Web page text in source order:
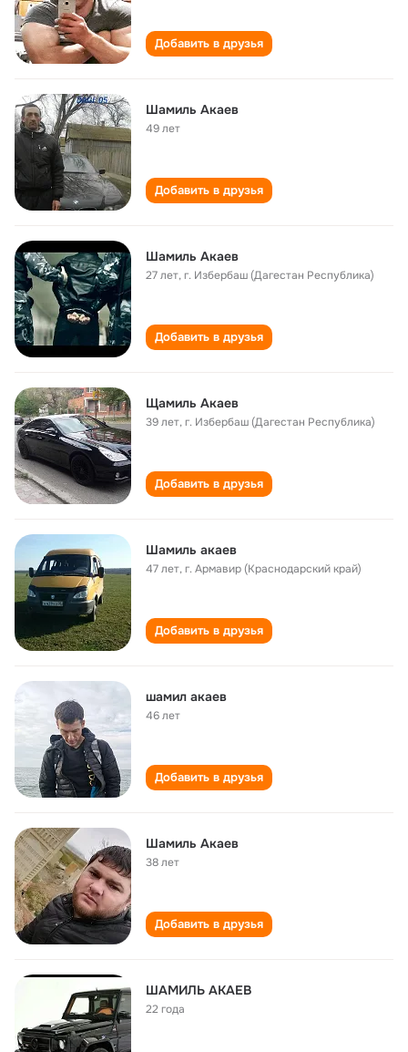
Добавить в друзья
Шамиль Акаев
49 лет
Добавить в друзья
Шамиль Акаев
27 лет,г. Избербаш (Дагестан Республика)
Добавить в друзья
Щамиль Акаев
39 лет,г. Избербаш (Дагестан Республика)
Добавить в друзья
Шамиль акаев
47 лет,г. Армавир (Краснодарский край)
Добавить в друзья
шамил акаев
46 лет
Добавить в друзья
Шамиль Акаев
38 лет
Добавить в друзья
ШАМИЛЬ АКАЕВ
22 года